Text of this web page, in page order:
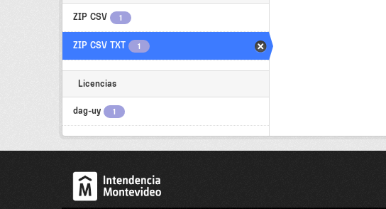
ZIP CSV 1
ZIP CSV TXT 1
Licencias
dag-uy 1